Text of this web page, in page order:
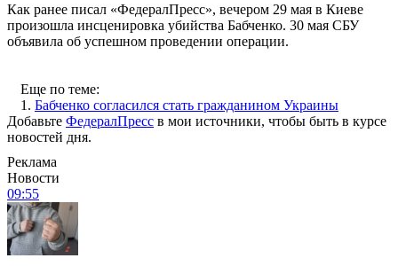
Как ранее писал «ФедералПресс», вечером 29 мая в Киеве
произошла инсценировка убийства Бабченко. 30 мая СБУ
объявила об успешном проведении операции.
Еще по теме:
1. Бабченко согласился стать гражданином Украины
Добавьте ФедералПресс в мои источники, чтобы быть в курсе
новостей дня.
Реклама
Новости
09:55